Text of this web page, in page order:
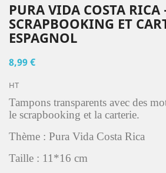
PURA VIDA COSTA
SCRAPBOOKING ET
ESPAGNOL
8,99 €
HT
Tampons transparents avec des
le scrapbooking et la carterie.
Thème : Pura Vida Costa Rica
Taille : 11*16 cm